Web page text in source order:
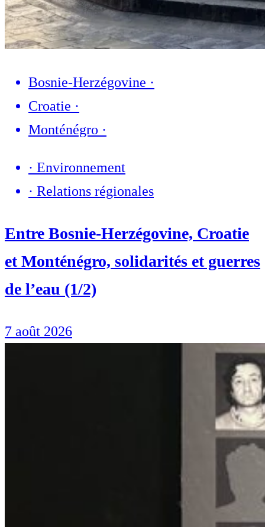
Bosnie-Herzégovine ·
Croatie ·
Monténégro ·
· Environnement
· Relations régionales
Entre Bosnie-Herzégovine, Croatie
et Monténégro, solidarités et guerres
de l’eau (1/2)
7 août 2026